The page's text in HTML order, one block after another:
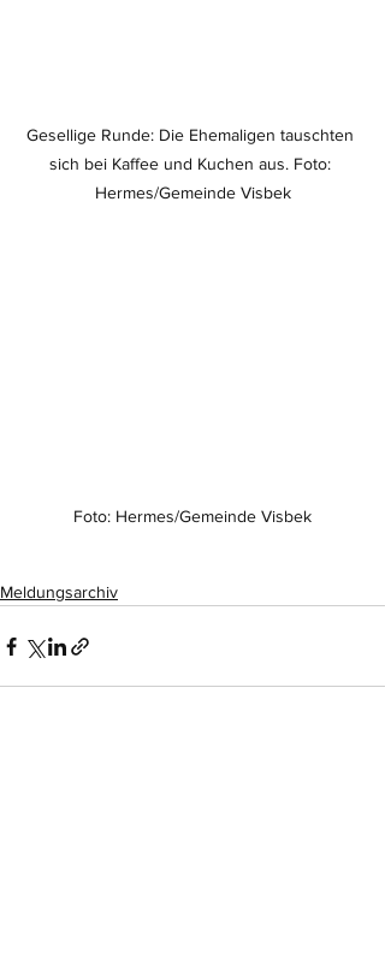
Gesellige Runde: Die Ehemaligen tauschten
sich bei Kaffee und Kuchen aus. Foto:
Hermes/Gemeinde Visbek
Foto: Hermes/Gemeinde Visbek
Meldungsarchiv